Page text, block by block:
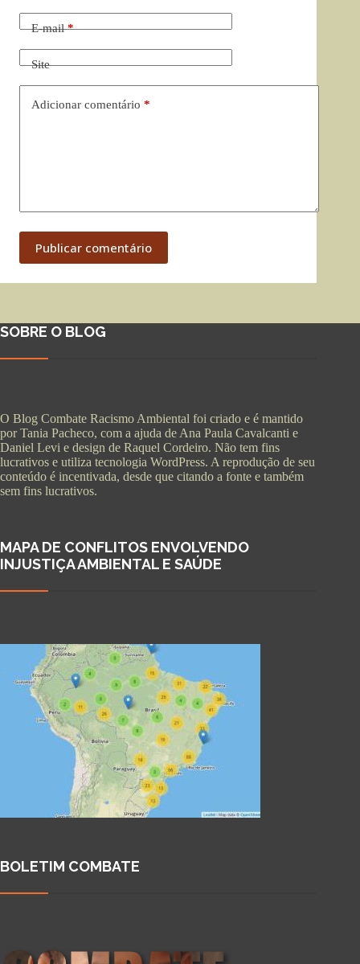
E-mail*
Site
Adicionar comentário *
Publicar comentário
SOBRE O BLOG
O Blog Combate Racismo Ambiental foi criado e é mantido
por Tania Pacheco, com a ajuda de Ana Paula Cavalcanti e
Daniel Levi e design de Raquel Cordeiro. Não tem fins
lucrativos e utiliza tecnologia WordPress. A reprodução de seu
conteúdo é incentivada, desde que citando a fonte e também
sem fins lucrativos.
MAPA DE CONFLITOS ENVOLVENDO
INJUSTIÇA AMBIENTAL E SAÚDE
BOLETIM COMBATE